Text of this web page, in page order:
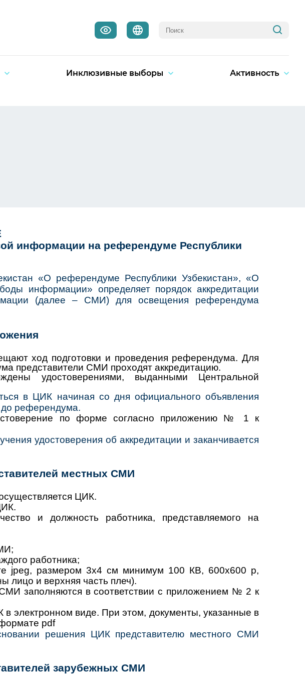
Инклюзивные выборы Активность
информации на референдуме Республики
«О референдуме Республики Узбекистан», «О
информации» определяет порядок аккредитации
(далее – СМИ) для освещения референдума
ход подготовки и проведения референдума. Для
представители СМИ проходят аккредитацию.
удостоверениями, выданными Центральной
в ЦИК начиная со дня официального объявления
референдума.
по форме согласно приложению № 1 к
удостоверения об аккредитации и заканчивается
местных СМИ
ЦИК.
и должность работника, представляемого на
работника;
jpeg, размером 3х4 см минимум 100 КВ, 600x600 р,
лицо и верхняя часть плеч).
заполняются в соответствии с приложением № 2 к
электронном виде. При этом, документы, указанные в
pdf
решения ЦИК представителю местного СМИ
зарубежных СМИ